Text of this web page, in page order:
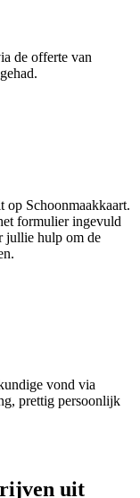
de offerte van
Schoonmaakkaart.
formulier ingevuld
jullie hulp om de
vond via
prettig persoonlijk
uit